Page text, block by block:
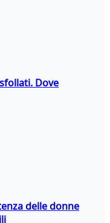
Dove
delle donne